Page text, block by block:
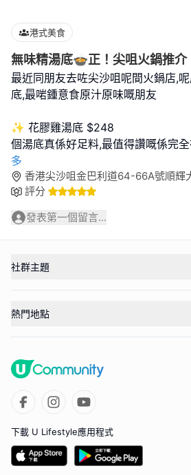
港式美食
無味精湯底🍲正！尖咀火鍋推
最近同朋友去咗尖沙咀呢間火鍋店,
底,最啱鍾意食原汁原味嘅朋友
✨ 花膠雞湯底 $248
個湯底真係好足料,最值得讚嘅係完
多
香港尖沙咀金巴利道64-66A號順輝
評分
發表第一個留言...
社群主題
熱門地點
下載 U Lifestyle應用程式